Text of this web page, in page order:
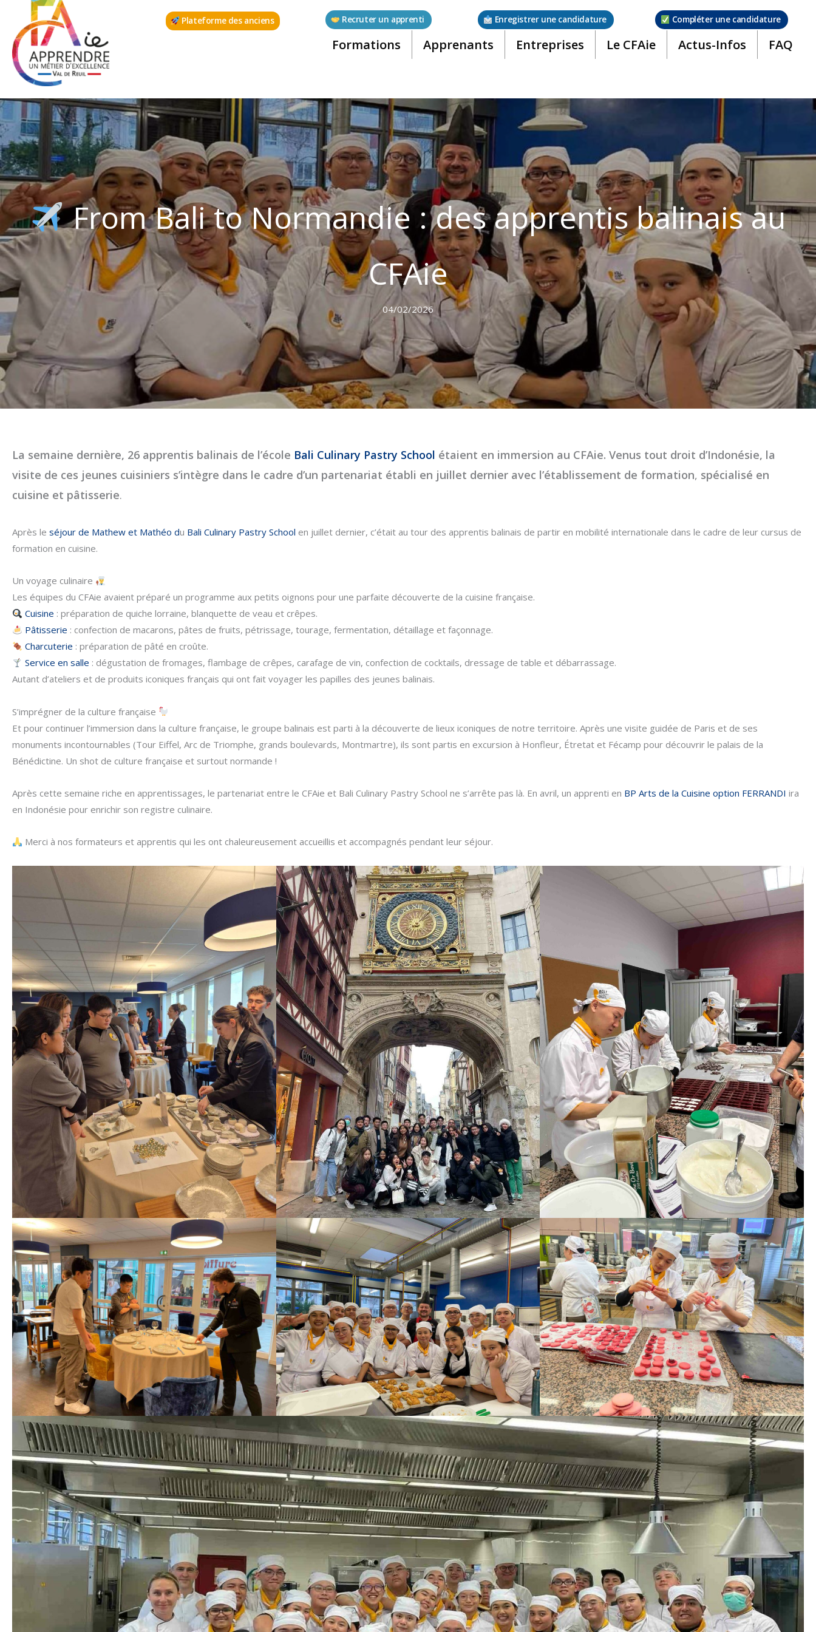
contenu
Plateforme des anciens Recruter un apprenti Enregistrer une candidature Compléter une candidature
Formations Apprenants Entreprises Le CFAie Actus-Infos FAQ
From Bali to Normandie : des apprentis balinais au
CFAie
04/02/2026
La semaine dernière, 26 apprentis balinais de l’école Bali Culinary Pastry School étaient en immersion au CFAie. Venus tout droit d’Indonésie, la
visite de ces jeunes cuisiniers s’intègre dans le cadre d’un partenariat établi en juillet dernier avec l’établissement de formation, spécialisé en
cuisine et pâtisserie.
Après le séjour de Mathew et Mathéo du Bali Culinary Pastry School en juillet dernier, c’était au tour des apprentis balinais de partir en mobilité internationale dans le cadre de leur cursus de
formation en cuisine.
Un voyage culinaire
Les équipes du CFAie avaient préparé un programme aux petits oignons pour une parfaite découverte de la cuisine française.
Cuisine : préparation de quiche lorraine, blanquette de veau et crêpes.
Pâtisserie : confection de macarons, pâtes de fruits, pétrissage, tourage, fermentation, détaillage et façonnage.
Charcuterie : préparation de pâté en croûte.
Service en salle : dégustation de fromages, flambage de crêpes, carafage de vin, confection de cocktails, dressage de table et débarrassage.
Autant d’ateliers et de produits iconiques français qui ont fait voyager les papilles des jeunes balinais.
S’imprégner de la culture française
Et pour continuer l’immersion dans la culture française, le groupe balinais est parti à la découverte de lieux iconiques de notre territoire. Après une visite guidée de Paris et de ses
monuments incontournables (Tour Eiffel, Arc de Triomphe, grands boulevards, Montmartre), ils sont partis en excursion à Honfleur, Étretat et Fécamp pour découvrir le palais de la
Bénédictine. Un shot de culture française et surtout normande !
Après cette semaine riche en apprentissages, le partenariat entre le CFAie et Bali Culinary Pastry School ne s’arrête pas là. En avril, un apprenti en BP Arts de la Cuisine option FERRANDI ira
en Indonésie pour enrichir son registre culinaire.
Merci à nos formateurs et apprentis qui les ont chaleureusement accueillis et accompagnés pendant leur séjour.